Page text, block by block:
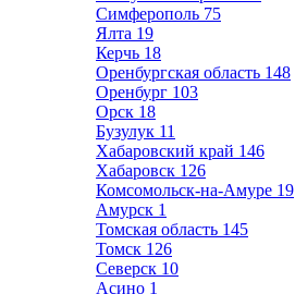
Симферополь 75
Ялта 19
Керчь 18
Оренбургская область 148
Оренбург 103
Орск 18
Бузулук 11
Хабаровский край 146
Хабаровск 126
Комсомольск-на-Амуре 19
Амурск 1
Томская область 145
Томск 126
Северск 10
Асино 1